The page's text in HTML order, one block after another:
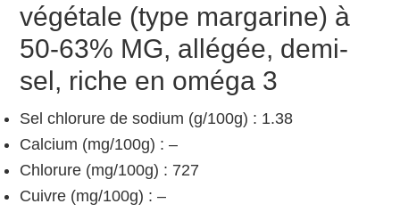
végétale (type margarine) à
50-63% MG, allégée, demi-
sel, riche en oméga 3
Sel chlorure de sodium (g/100g) : 1.38
Calcium (mg/100g) : –
Chlorure (mg/100g) : 727
Cuivre (mg/100g) : –